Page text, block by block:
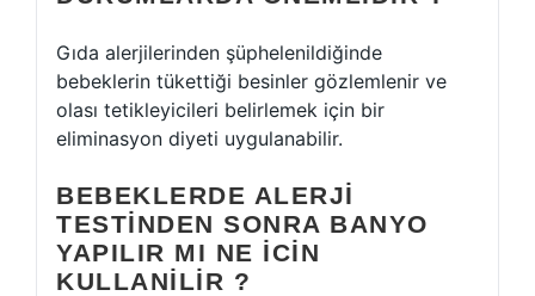
Gıda alerjilerinden şüphelenildiğinde
bebeklerin tükettiği besinler gözlemlenir ve
olası tetikleyicileri belirlemek için bir
eliminasyon diyeti uygulanabilir.
BEBEKLERDE ALERJI
TESTINDEN SONRA BANYO
YAPILIR MI NE ICIN
KULLANILIR ?